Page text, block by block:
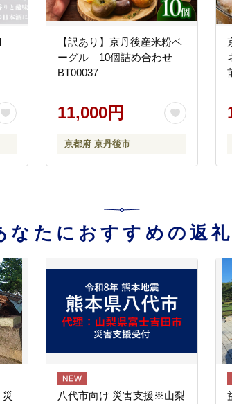
【訳あり】京丹後産米粉ベ
ーグル 10個詰め合わせ
BT00037
11,000円
京都府 京丹後市
なたにおすすめの返
八代市向け 災害支援※山梨